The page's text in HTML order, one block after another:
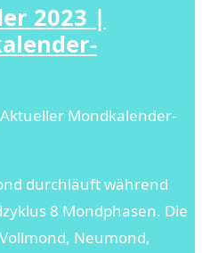
2023 |
Mondkalender-
durchläuft während
8 Mondphasen. Die
Neumond,